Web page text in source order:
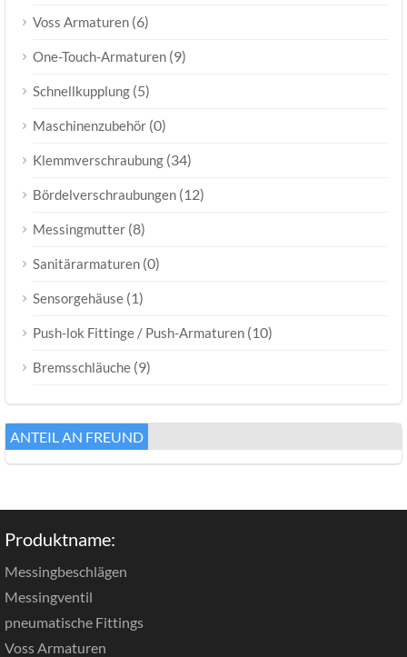
Voss Armaturen (6)
One-Touch-Armaturen (9)
Schnellkupplung (5)
Maschinenzubehör (0)
Klemmverschraubung (34)
Bördelverschraubungen (12)
Messingmutter (8)
Sanitärarmaturen (0)
Sensorgehäuse (1)
Push-lok Fittinge / Push-Armaturen (10)
Bremsschläuche (9)
ANTEIL AN FREUND
Produktname:
Messingbeschlägen
Messingventil
pneumatische Fittings
Voss Armaturen